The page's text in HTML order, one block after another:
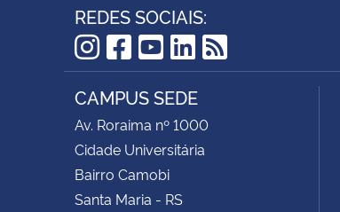
REDES SOCIAIS:
Instagram
Facebook
YouTube
LinkedIn
RSS
CAMPUS SEDE
Av. Roraima nº 1000
Cidade Universitária
Bairro Camobi
Santa Maria - RS